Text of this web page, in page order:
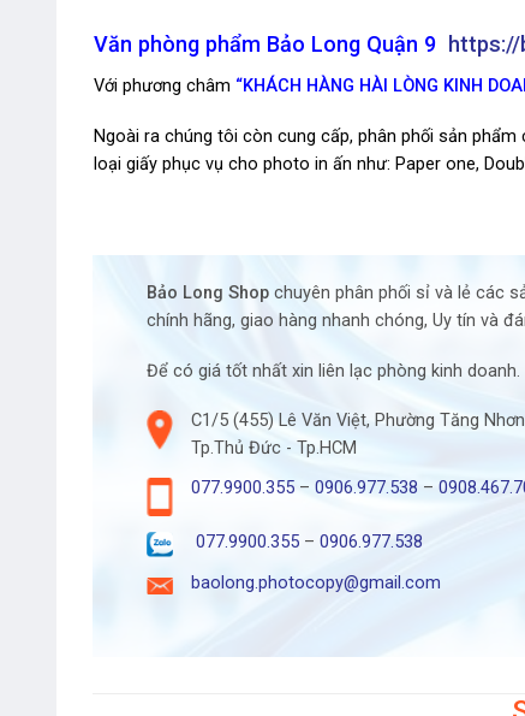
Văn phòng phẩm Bảo Long Quận 9 https://
Với phương châm “KHÁCH HÀNG HÀI LÒNG KINH
Ngoài ra chúng tôi còn cung cấp, phân phối sản
loại giấy phục vụ cho photo in ấn như: Paper one,
Bảo Long Shop chuyên phân phối sỉ và lẻ các
chính hãng, giao hàng nhanh chóng, Uy tín và
Để có giá tốt nhất xin liên lạc phòng kinh doanh.
C1/5 (455) Lê Văn Việt, Phường Tăng
Tp.Thủ Đức - Tp.HCM
077.9900.355– 0906.977.538 –
077.9900.355– 0906.977.538
baolong.photocopy@gmail.com